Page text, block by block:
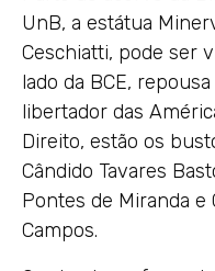
UnB, a estátua
Ceschiatti, pode ser
lado da BCE,
libertador das
Direito, estão os
Cândido Tavares
Pontes de Miranda e
Campos.